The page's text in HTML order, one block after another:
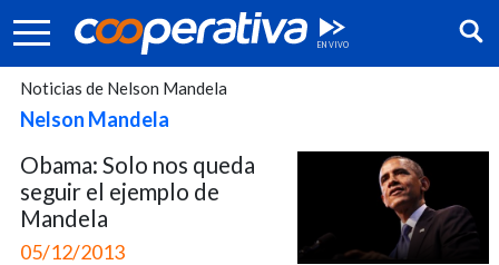
Noticias de Nelson Mandela
Nelson Mandela
Obama: Solo nos queda
seguir el ejemplo de
Mandela
05/12/2013